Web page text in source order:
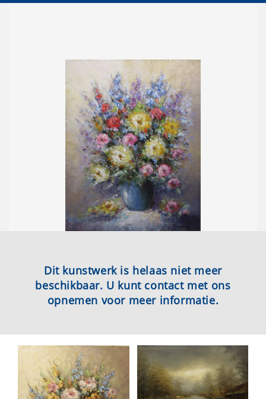
Dit kunstwerk is helaas niet meer
beschikbaar. U kunt contact met ons
opnemen voor meer informatie.